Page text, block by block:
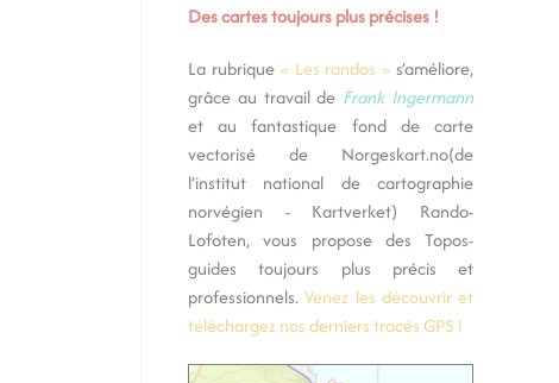
Des cartes toujours plus précises !
La rubrique « Les randos » s’améliore,
grâce au travail de Frank Ingermann
et au fantastique fond de carte
vectorisé de Norgeskart.no(de
l’institut national de cartographie
norvégien - Kartverket) Rando-
Lofoten, vous propose des Topos-
guides toujours plus précis et
professionnels.Venez les découvrir et
téléchargez nos derniers tracés GPS !